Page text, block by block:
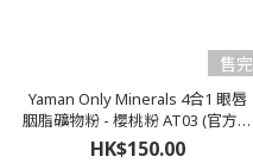
售完
Yaman Only Minerals 4合1 眼唇
胭脂礦物粉 - 櫻桃粉 AT03 (官方行
貨)
HK$150.00